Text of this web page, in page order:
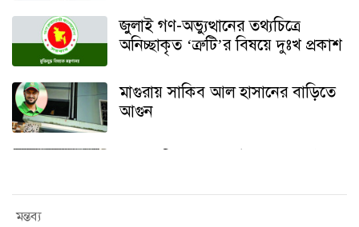
জুলাই গণ-অভ্যুত্থানের তথ্যচিত্রে
অনিচ্ছাকৃত ‘ত্রুটি’র বিষয়ে দুঃখ প্রকাশ
মাগুরায় সাকিব আল হাসানের বাড়িতে
আগুন
মন্তব্য